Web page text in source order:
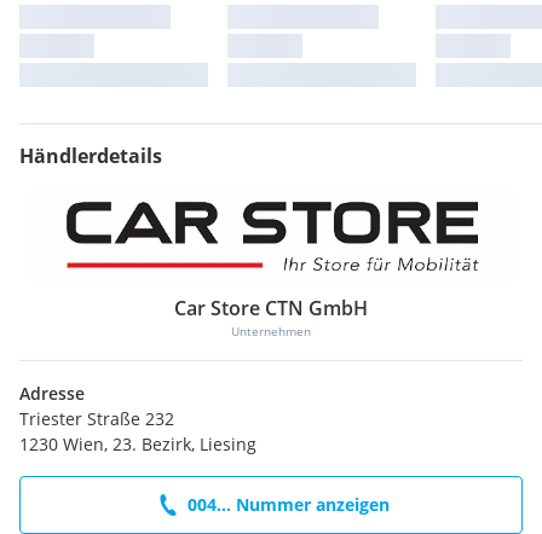
Händlerdetails
Car Store CTN GmbH
Unternehmen
Adresse
Triester Straße 232
1230 Wien, 23. Bezirk, Liesing
004... Nummer anzeigen